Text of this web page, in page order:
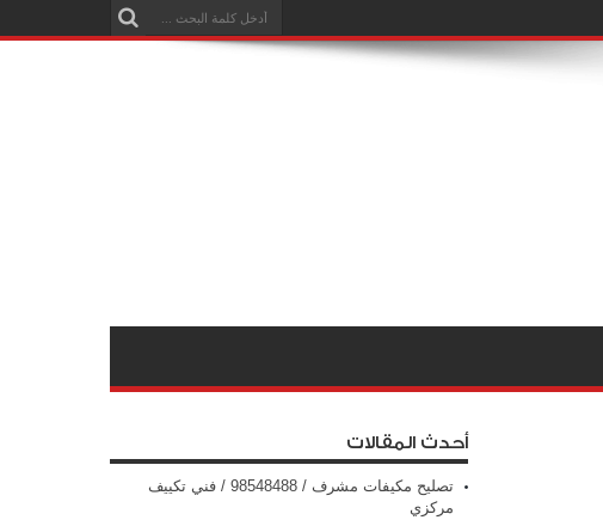
أحدث المقالات
تصليح مكيفات مشرف / 98548488 / فني تكييف
مركزي